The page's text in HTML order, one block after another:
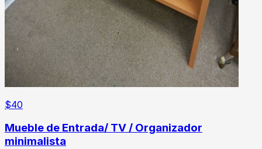
$40
Mueble de Entrada/ TV / Organizador
minimalista